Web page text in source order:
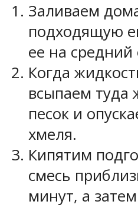
Заливаем
подходящую
ее на средний
Когда
всыпаем туда
песок и
хмеля.
Кипятим
смесь
минут, а